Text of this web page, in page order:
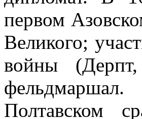
первом
Великого;
войны
Полтавском